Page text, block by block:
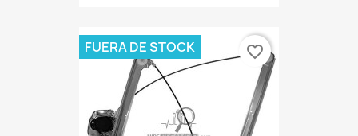
FUERA DE STOCK favorite_border